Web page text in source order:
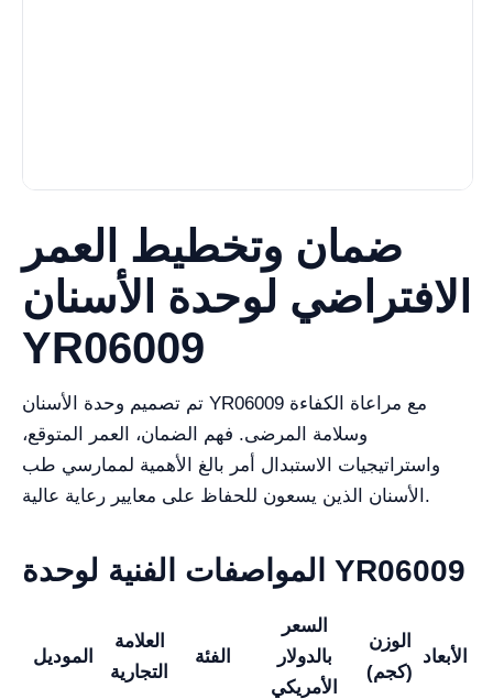
ضمان وتخطيط العمر
الافتراضي لوحدة الأسنان
YR06009
تم تصميم وحدة الأسنان YR06009 مع مراعاة الكفاءة
وسلامة المرضى. فهم الضمان، العمر المتوقع،
واستراتيجيات الاستبدال أمر بالغ الأهمية لممارسي طب
الأسنان الذين يسعون للحفاظ على معايير رعاية عالية.
المواصفات الفنية لوحدة YR06009
الموديل
العلامة
التجارية
الفئة
السعر
بالدولار
الأمريكي
الوزن
(كجم)
الأبعاد